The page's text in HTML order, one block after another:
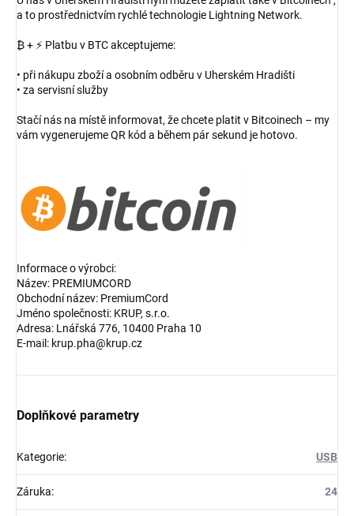
a to prostřednictvím rychlé technologie Lightning Network.
₿ + ⚡ Platbu v BTC akceptujeme:
• při nákupu zboží a osobním odběru v Uherském Hradišti
• za servisní služby
Stačí nás na místě informovat, že chcete platit v Bitcoinech – my
vám vygenerujeme QR kód a během pár sekund je hotovo.
Informace o výrobci:
Název: PREMIUMCORD
Obchodní název: PremiumCord
Jméno společnosti: KRUP, s.r.o.
Adresa: Lnářská 776, 10400 Praha 10
E-mail: krup.pha@krup.cz
Doplňkové parametry
Kategorie: USB
Záruka: 24